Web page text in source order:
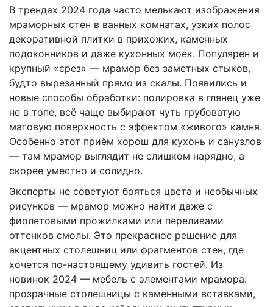
В трендах 2024 года часто мелькают изображения
мраморных стен в ванных комнатах, узких полос
декоративной плитки в прихожих, каменных
подоконников и даже кухонных моек. Популярен и
крупный «срез» — мрамор без заметных стыков,
будто вырезанный прямо из скалы. Появились и
новые способы обработки: полировка в глянец уже
не в топе, всё чаще выбирают чуть грубоватую
матовую поверхность с эффектом «живого» камня.
Особенно этот приём хорош для кухонь и санузлов
— там мрамор выглядит не слишком нарядно, а
скорее уместно и солидно.
Эксперты не советуют бояться цвета и необычных
рисунков — мрамор можно найти даже с
фиолетовыми прожилками или переливами
оттенков смолы. Это прекрасное решение для
акцентных столешниц или фрагментов стен, где
хочется по-настоящему удивить гостей. Из
новинок 2024 — мебель с элементами мрамора:
прозрачные столешницы с каменными вставками,